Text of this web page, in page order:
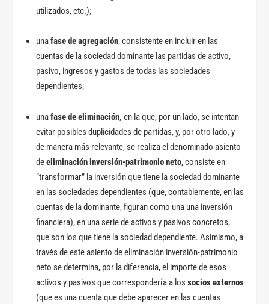
utilizados, etc.);
unafase de agregación, consistente en incluir en las
cuentas de la sociedad dominante las partidas de activo,
pasivo, ingresos y gastos de todas las sociedades
dependientes;
unafase de eliminación, en la que, por un lado, se intentan
evitar posibles duplicidades de partidas, y, por otro lado, y
de manera más relevante, se realiza el denominado asiento
deeliminación inversión-patrimonio neto, consiste en
“transformar” la inversión que tiene la sociedad dominante
en las sociedades dependientes (que, contablemente, en las
cuentas de la dominante, figuran como una una inversión
financiera), en una serie de activos y pasivos concretos,
que son los que tiene la sociedad dependiente. Asimismo, a
través de este asiento de eliminación inversión-patrimonio
neto se determina, por la diferencia, el importe de esos
activos y pasivos que correspondería a los socios externos
(que es una cuenta que debe aparecer en las cuentas